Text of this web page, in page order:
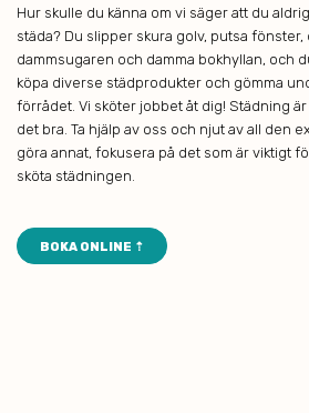
Hur skulle du känna om vi säger att du
städa? Du slipper skura golv, putsa fönster,
dammsugaren och damma bokhyllan, och
köpa diverse städprodukter och gömma
förrådet. Vi sköter jobbet åt dig! Städning
det bra. Ta hjälp av oss och njut av all den
göra annat, fokusera på det som är viktigt
sköta städningen.
BOKA ONLINE ⇡